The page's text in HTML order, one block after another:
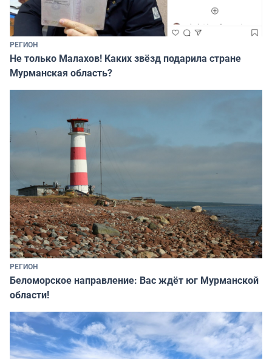
РЕГИОН
Не только Малахов! Каких звёзд подарила стране
Мурманская область?
РЕГИОН
Беломорское направление: Вас ждёт юг Мурманской
области!